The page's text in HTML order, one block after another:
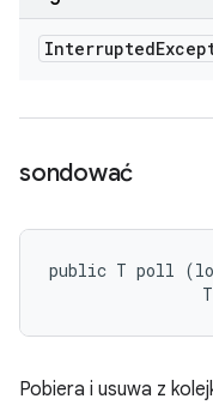
Interrupted
sondować
public T poll
Pobiera i usuwa z